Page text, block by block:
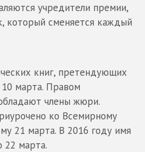
учредители премии,
который сменяется каждый
книг, претендующих
марта. Правом
члены жюри.
ко Всемирному
21 марта. В 2016 году имя
22 марта.